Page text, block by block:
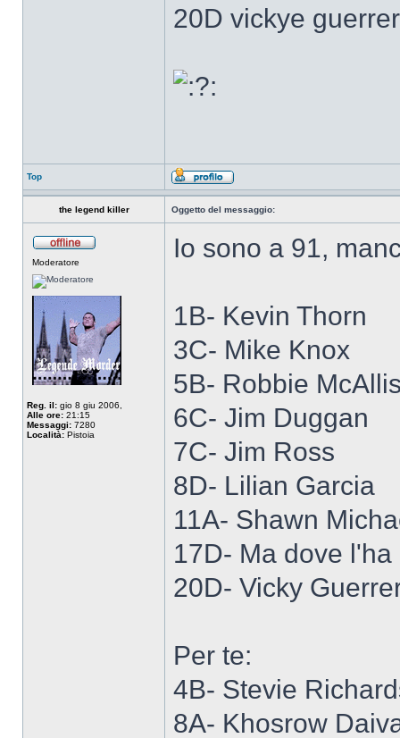
20D vickye
Top
the legend killer Oggetto del messaggio:
Moderatore
Reg. il: gio 8 giu 2006,
Alle ore: 21:15
Messaggi: 7280
Località: Pistoia
Io sono a 91,
1B- Kevin Thorn
3C- Mike Knox
5B- Robbie
6C- Jim Duggan
7C- Jim Ross
8D- Lilian Garcia
11A- Shawn
17D- Ma dove
20D- Vicky
Per te:
4B- Stevie
8A- Khosrow